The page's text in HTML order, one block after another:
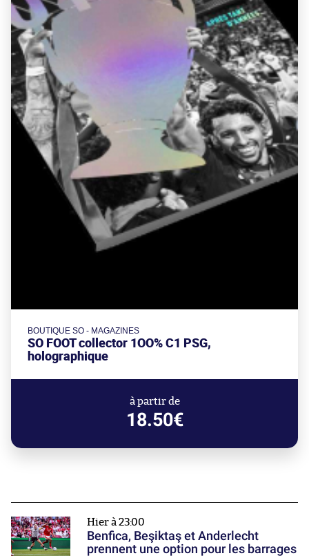
BOUTIQUE SO - MAGAZINES
SO FOOT collector 1OO% C1 PSG,
holographique
à partir de
18.50€
Hier à 23:00
Benfica, Beşiktaş et Anderlecht
prennent une option pour les barrages